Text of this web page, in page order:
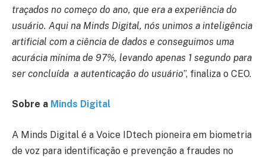
traçados no começo do ano, que era a experiência do
usuário. Aqui na Minds Digital, nós unimos a inteligência
artificial com a ciência de dados e conseguimos uma
acurácia mínima de 97%, levando apenas 1 segundo para
ser concluída a autenticação do usuário”, finaliza o CEO.
Sobre a Minds Digital
A Minds Digital é a Voice IDtech pioneira em biometria
de voz para identificação e prevenção a fraudes no